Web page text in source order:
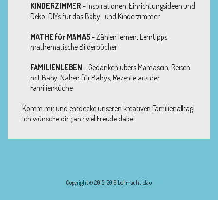
KINDERZIMMER - Inspirationen, Einrichtungsideen und
Deko-DIYs für das Baby- und Kinderzimmer
MATHE für MAMAS - Zählen lernen, Lerntipps,
mathematische Bilderbücher
FAMILIENLEBEN - Gedanken übers Mamasein, Reisen
mit Baby, Nähen für Babys, Rezepte aus der
Familienküche
Komm mit und entdecke unseren kreativen Familienalltag!
Ich wünsche dir ganz viel Freude dabei.
Copyright © 2015-2019 bel macht blau